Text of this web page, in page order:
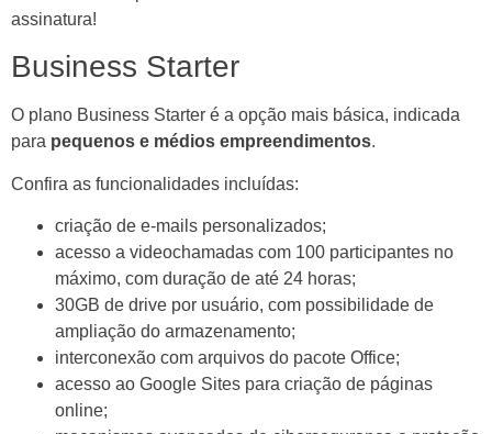
assinatura!
Business Starter
O plano Business Starter é a opção mais básica, indicada
para pequenos e médios empreendimentos.
Confira as funcionalidades incluídas:
criação de e-mails personalizados;
acesso a videochamadas com 100 participantes no
máximo, com duração de até 24 horas;
30GB de drive por usuário, com possibilidade de
ampliação do armazenamento;
interconexão com arquivos do pacote Office;
acesso ao Google Sites para criação de páginas
online;